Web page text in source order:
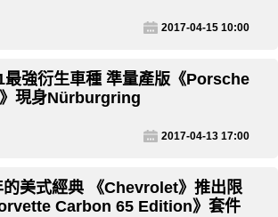
2017-04-15 10:00
最強衍生車種 準量產版《Porsche
現身Nürburgring
2017-04-13 17:00
的美式經典 《Chevrolet》推出限
Carbon 65 Edition》套件